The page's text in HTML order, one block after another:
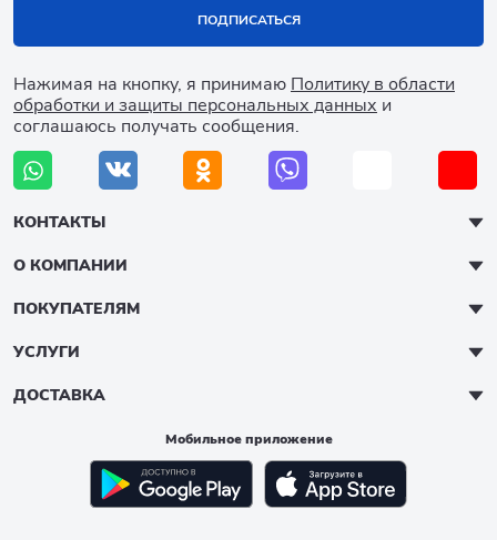
ПОДПИСАТЬСЯ
Нажимая на кнопку, я принимаю Политику в области
обработки и защиты персональных данных и
соглашаюсь получать сообщения.
КОНТАКТЫ
О КОМПАНИИ
ПОКУПАТЕЛЯМ
УСЛУГИ
ДОСТАВКА
Мобильное приложение